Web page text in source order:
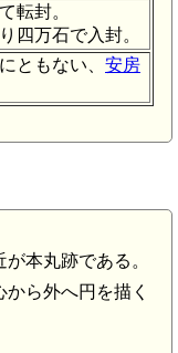
転封。
四万石で入封。
ともない、 安房
本丸跡である。
ら外へ円を描く